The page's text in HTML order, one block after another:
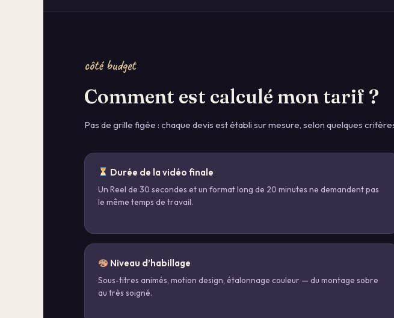
côté budget
Comment est calculé mon tarif ?
Pas de grille figée : chaque devis est établi sur mesure, selon quelques
Durée de la vidéo finale
Un Reel de 30 secondes et un format long de 20 minutes ne demandent pas
le même temps de travail.
Niveau d’habillage
Sous-titres animés, motion design, étalonnage couleur — du montage sobre
au très soigné.